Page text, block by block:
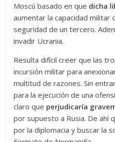
Moscú basado en que dicha
aumentar la capacidad militar
seguridad de un tercero.
invadir Ucrania.
Resulta difícil creer que las
incursión militar para
multitud de razones. Sin
para la ejecución de una
claro que perjudicaría
por supuesto a Rusia. De ahí
por la diplomacia y buscar la